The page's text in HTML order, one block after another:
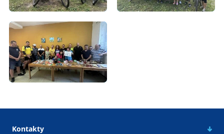
Kontakty